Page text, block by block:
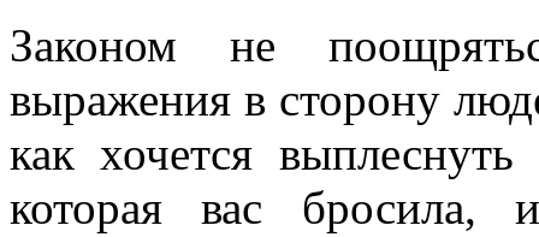
Законом не
выражения в сторону
как хочется
которая вас бросила,